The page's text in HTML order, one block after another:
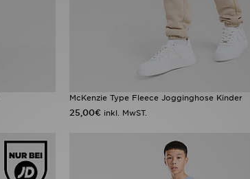
McKenzie Type Fleece Jogginghose Kinder
25,00€ inkl. MwST.